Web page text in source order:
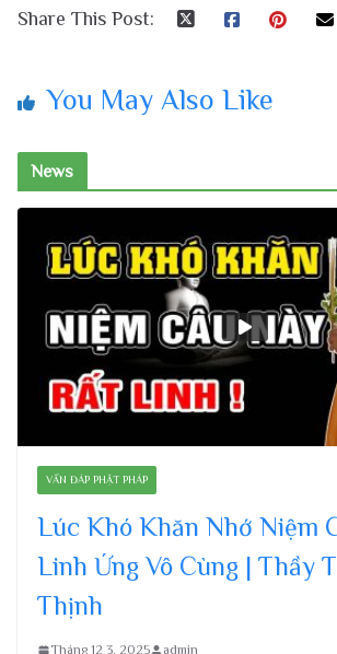
Share This Post:
You May Also Like
News
VẤN ĐÁP PHẬT PHÁP
Lúc Khó Khăn Nhớ Niệm
Linh Ứng Vô Cùng | Thầy
Thịnh
Tháng 12 3, 2025 admin